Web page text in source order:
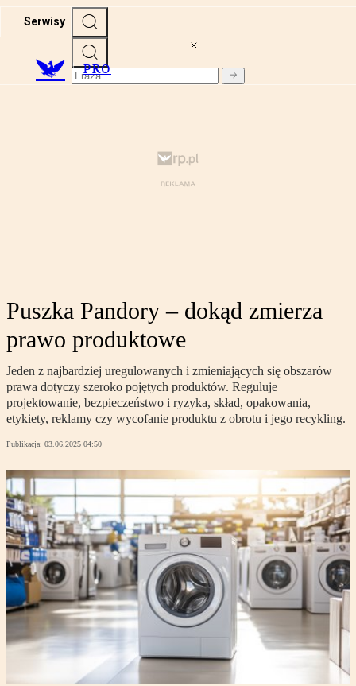
Serwisy
PRO
Puszka Pandory – dokąd zmierza
prawo produktowe
Jeden z najbardziej uregulowanych i zmieniających się obszarów
prawa dotyczy szeroko pojętych produktów. Reguluje
projektowanie, bezpieczeństwo i ryzyka, skład, opakowania,
etykiety, reklamy czy wycofanie produktu z obrotu i jego recykling.
Publikacja: 03.06.2025 04:50